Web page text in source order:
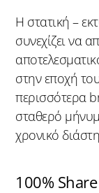
Η στατική –
συνεχίζει να
στην εποχή
περισσότερα
σταθερό
χρονικό
100%